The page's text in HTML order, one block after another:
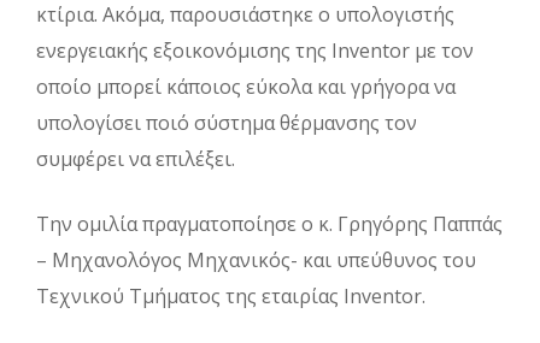
κτίρια. Ακόμα, παρουσιάστηκε ο υπολογιστής
ενεργειακής εξοικονόμισης της Inventor με τον
οποίο μπορεί κάποιος εύκολα και γρήγορα να
υπολογίσει ποιό σύστημα θέρμανσης τον
συμφέρει να επιλέξει.
Την ομιλία πραγματοποίησε ο κ. Γρηγόρης Παππάς
– Μηχανολόγος Μηχανικός- και υπεύθυνος του
Τεχνικού Τμήματος της εταιρίας Inventor.